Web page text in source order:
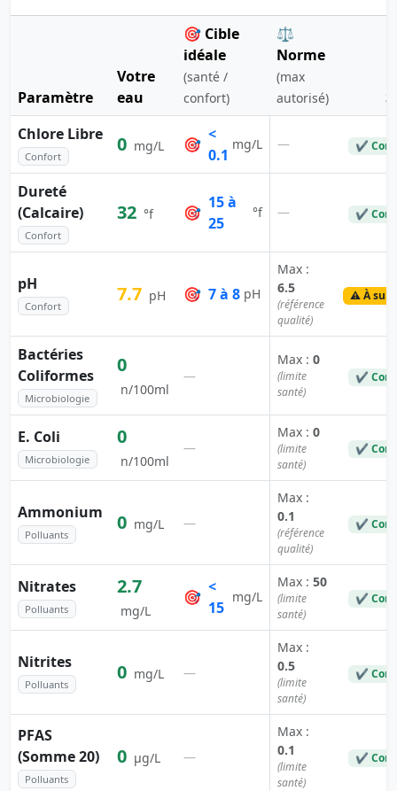
Paramètre
Votre
eau
🎯 Cible
idéale
(santé /
confort)
⚖️
Norme
(max
autorisé)
Chlore Libre
Confort
0 mg/L 🎯
<
0.1
mg/L — ✔
Dureté
(Calcaire)
Confort
32 °f 🎯
15 à
25
°f — ✔
pH
Confort
7.7 pH 🎯 7 à 8 pH
Max :
6.5
(référence
qualité)
⚠️ À
Bactéries
Coliformes
Microbiologie
0
n/100ml
—
Max : 0
(limite
santé)
✔
E. Coli
Microbiologie
0
n/100ml
—
Max : 0
(limite
santé)
✔
Ammonium
Polluants
0 mg/L —
Max :
0.1
(référence
qualité)
✔
Nitrates
Polluants
2.7
mg/L
🎯
<
15
mg/L
Max : 50
(limite
santé)
✔
Nitrites
Polluants
0 mg/L —
Max :
0.5
(limite
santé)
✔
PFAS
(Somme 20)
Polluants
0 µg/L —
Max :
0.1
(limite
santé)
✔